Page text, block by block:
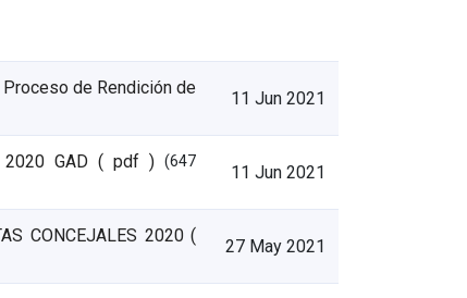
de Rendición de
11 Jun 2021
GAD ( pdf ) (647
11 Jun 2021
CONCEJALES 2020 (
27 May 2021